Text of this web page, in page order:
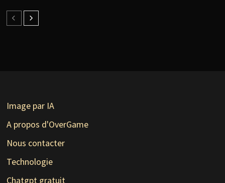
Image par IA
A propos d'OverGame
Nous contacter
Technologie
Chatgpt gratuit